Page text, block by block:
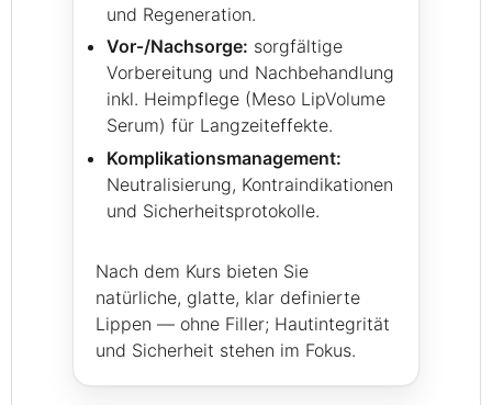
und Regeneration.
Vor‑/Nachsorge: sorgfältige
Vorbereitung und Nachbehandlung
inkl. Heimpflege (Meso LipVolume
Serum) für Langzeiteffekte.
Komplikationsmanagement:
Neutralisierung, Kontraindikationen
und Sicherheitsprotokolle.
Nach dem Kurs bieten Sie
natürliche, glatte, klar definierte
Lippen — ohne Filler; Hautintegrität
und Sicherheit stehen im Fokus.